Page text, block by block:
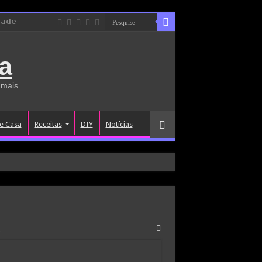
Casa Receitas DIY Notícias